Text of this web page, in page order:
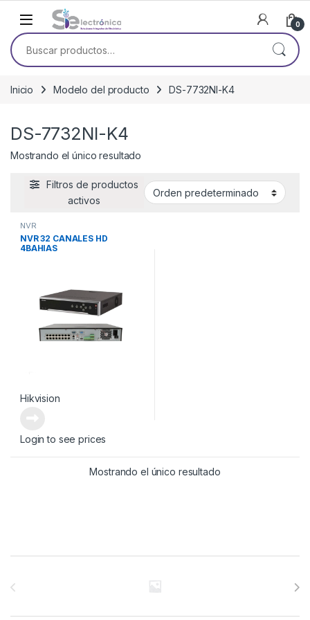
Skip to navigation
Skip to content
0
Buscar por:
Inicio Modelo del producto DS-7732NI-K4
DS-7732NI-K4
Mostrando el único resultado
Filtros de productos
activos
NVR
NVR 32 CANALES HD
4BAHIAS
Hikvision
Login to see prices
Mostrando el único resultado